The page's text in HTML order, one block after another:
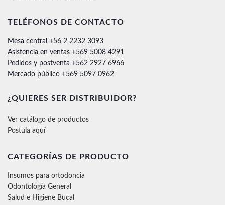
TELÉFONOS DE CONTACTO
Mesa central +56 2 2232 3093
Asistencia en ventas +569 5008 4291
Pedidos y postventa +562 2927 6966
Mercado público +569 5097 0962
¿QUIERES SER DISTRIBUIDOR?
Ver catálogo de productos
Postula aquí
CATEGORÍAS DE PRODUCTO
Insumos para ortodoncia
Odontología General
Salud e Higiene Bucal